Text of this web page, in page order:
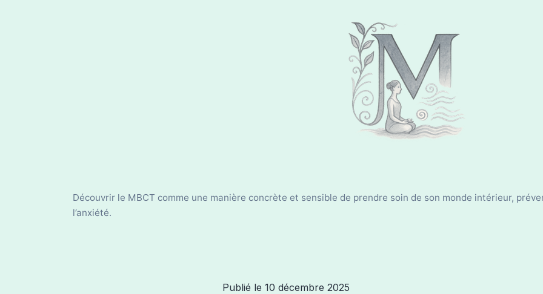
Découvrir le MBCT comme une manière concrète et sensible de prendre soin de son monde intérieur,
l’anxiété.
Publié le 10 décembre 2025